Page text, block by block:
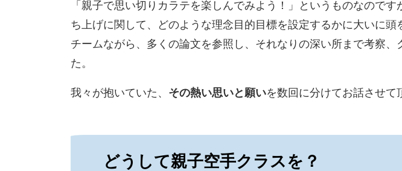
「親子で思い切りカラテを楽しんでみよう！」というものなのです
ち上げに関して、どのような理念目的目標を設定するかに大いに頭
チームながら、多くの論文を参照し、それなりの深い所まで考察、
た。
我々が抱いていた、 その熱い思いと願いを数回に分けてお話させて
どうして親子空手クラスを？